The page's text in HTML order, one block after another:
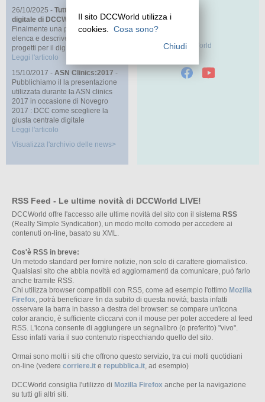
26/10/2025 - Tutti i progetti per il
digitale di DCCWorld-
Finalmente una pagina che
elenca e descrive tutti i mie
progetti per il digitale!
Leggi l'articolo
15/10/2017 - ASN Clinics:2017 -
Pubblichiamo il la presentazione
utilizzata durante la ASN clinics
2017 in occasione di Novegro
2017 : DCC come scegliere la
giusta centrale digitale
Leggi l'articolo
Visualizza l'archivio delle news>
RSS Feed - Le ultime novità di DCCWorld LIVE!
DCCWorld offre l'accesso alle ultime novità del sito con il sistema RSS
(Really Simple Syndication), un modo molto comodo per accedere ai
contenuti on-line, basato su XML.
Cos'è RSS in breve:
Un metodo standard per fornire notizie, non solo di carattere giornalistico.
Qualsiasi sito che abbia novità ed aggiornamenti da comunicare, può farlo
anche tramite RSS.
Chi utilizza browser compatibili con RSS, come ad esempio l'ottimo Mozilla
Firefox , potrà beneficiare fin da subito di questa novità; basta infatti
osservare la barra in basso a destra del browser: se compare un'icona
color arancio, è sufficiente cliccarvi con il mouse per poter accedere al feed
RSS. L'icona consente di aggiungere un segnalibro (o preferito) "vivo".
Esso infatti varia il suo contenuto rispecchiando quello del sito.
Ormai sono molti i siti che offrono questo servizio, tra cui molti quotidiani
on-line (vedere corriere.it e repubblica.it , ad esempio)
DCCWorld consiglia l'utilizzo di Mozilla Firefox anche per la navigazione
su tutti gli altri siti.
Contatti
Forum
Lo Staff di DCCWorld
Il sito DCCWorld utilizza i
cookies.
Cosa sono?
Chiudi